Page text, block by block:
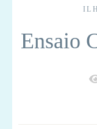
Ensaio